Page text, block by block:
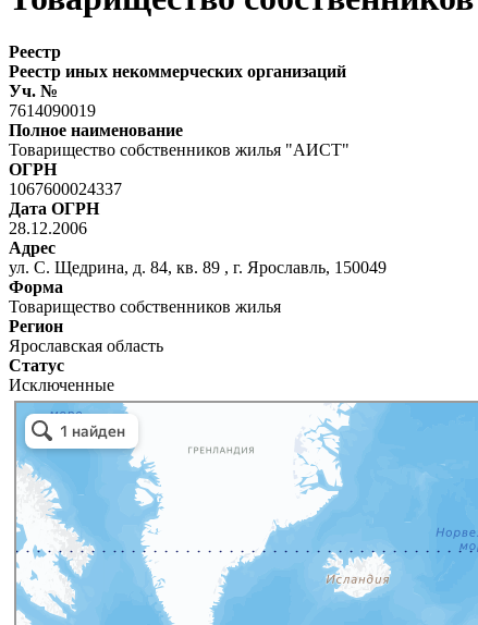
Реестр
Реестр иных некоммерческих организаций
Уч. №
7614090019
Полное наименование
Товарищество собственников жилья "АИСТ"
ОГРН
1067600024337
Дата ОГРН
28.12.2006
Адрес
ул. С. Щедрина, д. 84, кв. 89 , г. Ярославль, 150049
Форма
Товарищество собственников жилья
Регион
Ярославская область
Статус
Исключенные